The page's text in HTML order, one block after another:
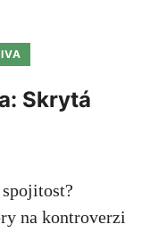
Skrytá
na kontroverzi